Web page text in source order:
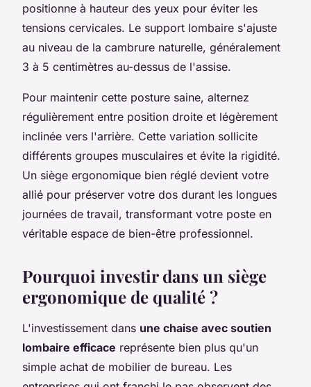
positionne à hauteur des yeux pour éviter les
tensions cervicales. Le support lombaire s'ajuste
au niveau de la cambrure naturelle, généralement
3 à 5 centimètres au-dessus de l'assise.
Pour maintenir cette posture saine, alternez
régulièrement entre position droite et légèrement
inclinée vers l'arrière. Cette variation sollicite
différents groupes musculaires et évite la rigidité.
Un siège ergonomique bien réglé devient votre
allié pour préserver votre dos durant les longues
journées de travail, transformant votre poste en
véritable espace de bien-être professionnel.
Pourquoi investir dans un siège
ergonomique de qualité ?
L'investissement dans une chaise avec soutien
lombaire efficace représente bien plus qu'un
simple achat de mobilier de bureau. Les